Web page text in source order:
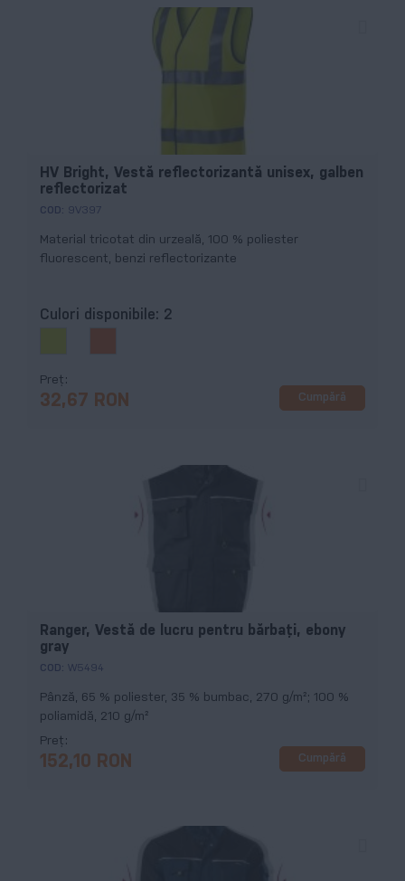
HV Bright, Vestă reflectorizantă unisex, galben
reflectorizat
COD: 9V397
Material tricotat din urzeală, 100 % poliester
fluorescent, benzi reflectorizante
Culori disponibile: 2
Preț
32,67 RON Cumpără
Ranger, Vestă de lucru pentru bărbaţi, ebony
gray
COD: W5494
Pânză, 65 % poliester, 35 % bumbac, 270 g/m²; 100 %
poliamidă, 210 g/m²
Preț
152,10 RON Cumpără